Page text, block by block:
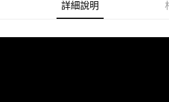
權轉讓予恩沛科技股份有限公司。
２．關於個人資料處理事宜，請瀏覽以下網址：
３．未成年的使用者請事先徵得法定代理人或監
詳細說明